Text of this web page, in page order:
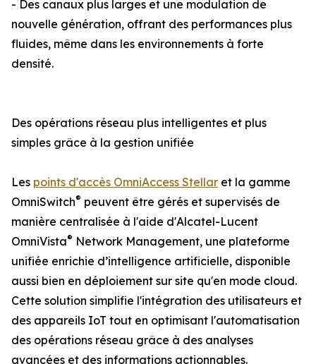
- Des canaux plus larges et une modulation de
nouvelle génération, offrant des performances plus
fluides, même dans les environnements à forte
densité.
Des opérations réseau plus intelligentes et plus
simples grâce à la gestion unifiée
Les points d'accès OmniAccess Stellar et la gamme
OmniSwitch® peuvent être gérés et supervisés de
manière centralisée à l'aide d'Alcatel-Lucent
OmniVista® Network Management, une plateforme
unifiée enrichie d’intelligence artificielle, disponible
aussi bien en déploiement sur site qu'en mode cloud.
Cette solution simplifie l'intégration des utilisateurs et
des appareils IoT tout en optimisant l'automatisation
des opérations réseau grâce à des analyses
avancées et des informations actionnables.